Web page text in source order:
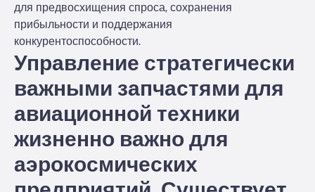
для предвосхищения спроса, сохранения
прибыльности и поддержания
конкурентоспособности.
Управление стратегически
важными запчастями для
авиационной техники
жизненно важно для
аэрокосмических